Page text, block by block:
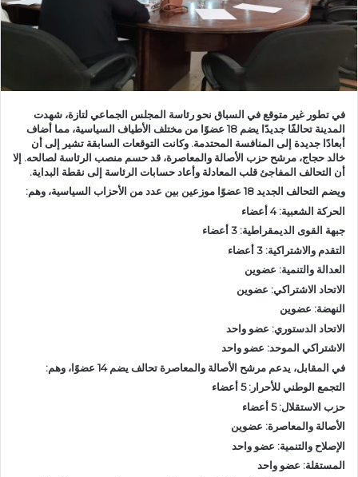
إ
ر
و
ن
ي
ا
في تطور غير متوقع في السباق نحو رئاسة المجلس الجماعي لتازة، شهدت
المدينة تحالفًا جديدًا يضم 18 عضوًا من مختلف الأطياف السياسية، مما أضاف
أبعادًا جديدة إلى المنافسة المحتدمة. وكانت التوقعات السابقة تشير إلى أن
خالد حجاج، مرشح حزب الأصالة والمعاصرة، قد حسم منصب الرئاسة لصالحه. إلا
أن التحالف المفاجئ قلب المعادلة وأعاد حسابات الرئاسة إلى نقطة البداية.
ويضم التحالف الجديد 18 عضوًا موزعين بين عدد من الأحزاب السياسية، وهم:
الحركة الشعبية: 4 أعضاء
جبهة القوى الديمقراطية: 3 أعضاء
التقدم والاشتراكية: 3 أعضاء
العدالة والتنمية: عضوين
الاتحاد الاشتراكي: عضوين
النهضة: عضوين
الاتحاد الدستوري: عضو واحد
الاشتراكي الموحد: عضو واحد
في المقابل، يدعم مرشح الأصالة والمعاصرة تحالف يضم 14 عضوًا، وهم:
التجمع الوطني للأحرار: 5 أعضاء
حزب الاستقلال: 5 أعضاء
الأصالة والمعاصرة: عضوين
الإصلاح والتنمية: عضو واحد
المستقلة: عضو واحد